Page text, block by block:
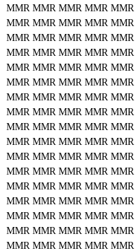
MMR MMR MMR MMR MMR
MMR MMR MMR MMR MMR
MMR MMR MMR MMR MMR
MMR MMR MMR MMR MMR
MMR MMR MMR MMR MMR
MMR MMR MMR MMR MMR
MMR MMR MMR MMR MMR
MMR MMR MMR MMR MMR
MMR MMR MMR MMR MMR
MMR MMR MMR MMR MMR
MMR MMR MMR MMR MMR
MMR MMR MMR MMR MMR
MMR MMR MMR MMR MMR
MMR MMR MMR MMR MMR
MMR MMR MMR MMR MMR
MMR MMR MMR MMR MMR
MMR MMR MMR MMR MMR